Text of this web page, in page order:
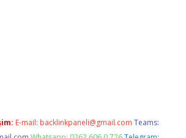
E-mail: backlinkpaneli@gmail.com Teams: